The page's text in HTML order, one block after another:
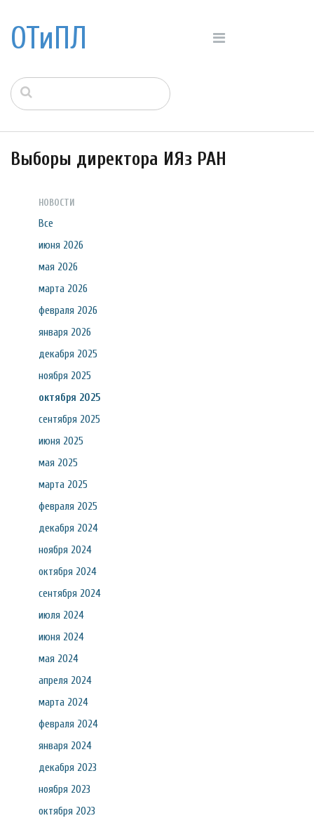
ОТиПЛ
Выборы директора ИЯз РАН
НОВОСТИ
Все
июня 2026
мая 2026
марта 2026
февраля 2026
января 2026
декабря 2025
ноября 2025
октября 2025
сентября 2025
июня 2025
мая 2025
марта 2025
февраля 2025
декабря 2024
ноября 2024
октября 2024
сентября 2024
июля 2024
июня 2024
мая 2024
апреля 2024
марта 2024
февраля 2024
января 2024
декабря 2023
ноября 2023
октября 2023